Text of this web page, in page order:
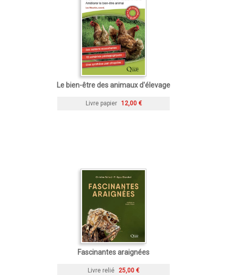
Le bien-être des animaux d'élevage
Livre papier 12,00 €
Fascinantes araignées
Livre relié 25,00 €